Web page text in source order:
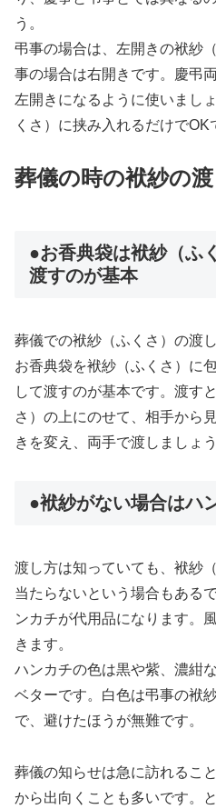
う。
弔事の場合は、左開きの袱紗
事の場合は右開きです。慶弔
左開きになるように使いまし
くさ）に挟み入れるだけでOK
葬儀の時の袱紗の
●お香典袋は袱紗（ふ
渡すのが基本
葬儀での袱紗（ふくさ）の渡
お香典袋を袱紗（ふくさ）に
して渡すのが基本です。渡す
さ）の上にのせて、相手から
きを変え、両手で渡しましょう
●袱紗がない場合はハ
渡し方は知っていても、袱紗
当たらないという場合もある
ンカチが代用品になります。
きます。
ハンカチの色は黒や紫、濃紺
ベターです。白色は弔事の袱
で、避けたほうが無難です。
葬儀の知らせは急に訪れるこ
から出向くことも多いです。